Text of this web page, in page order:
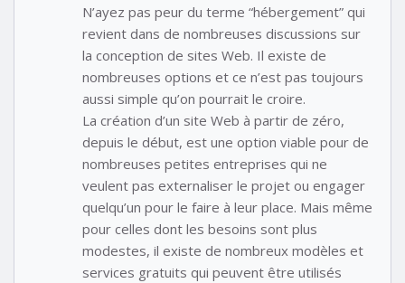
N’ayez pas peur du terme “hébergement” qui
revient dans de nombreuses discussions sur
la conception de sites Web. Il existe de
nombreuses options et ce n’est pas toujours
aussi simple qu’on pourrait le croire.
La création d’un site Web à partir de zéro,
depuis le début, est une option viable pour de
nombreuses petites entreprises qui ne
veulent pas externaliser le projet ou engager
quelqu’un pour le faire à leur place. Mais même
pour celles dont les besoins sont plus
modestes, il existe de nombreux modèles et
services gratuits qui peuvent être utilisés